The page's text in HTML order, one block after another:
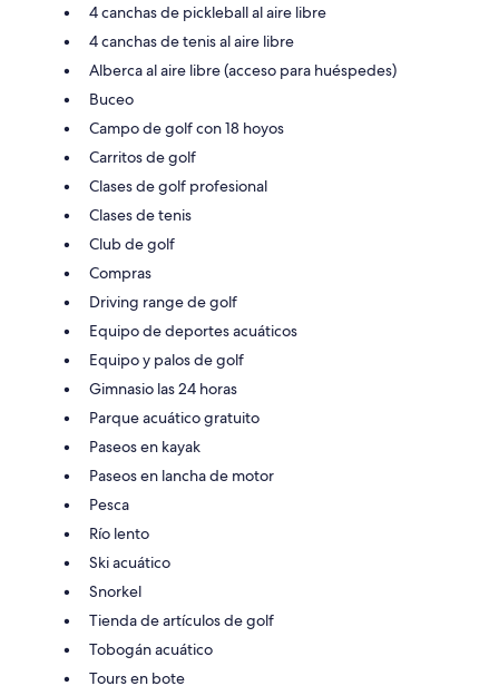
4 canchas de pickleball al aire libre
4 canchas de tenis al aire libre
Alberca al aire libre (acceso para huéspedes)
Buceo
Campo de golf con 18 hoyos
Carritos de golf
Clases de golf profesional
Clases de tenis
Club de golf
Compras
Driving range de golf
Equipo de deportes acuáticos
Equipo y palos de golf
Gimnasio las 24 horas
Parque acuático gratuito
Paseos en kayak
Paseos en lancha de motor
Pesca
Río lento
Ski acuático
Snorkel
Tienda de artículos de golf
Tobogán acuático
Tours en bote